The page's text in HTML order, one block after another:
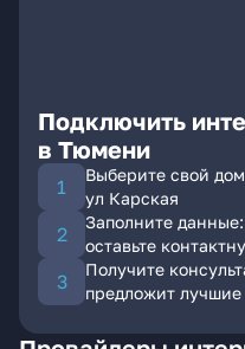
Подключить
в Тюмени
Выберите свой
ул Карская
Заполните
оставьте
Получите
предложит